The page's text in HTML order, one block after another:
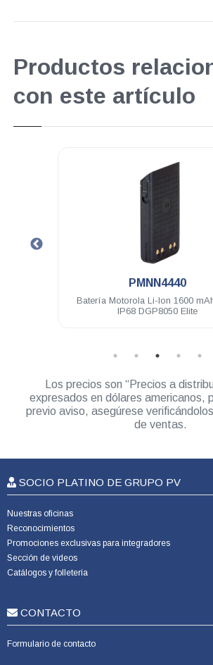
Productos
con este artículo
.
PMNN4440
Batería Motorola Li-Ion 1600
IP68 DGP8050 Elite
Los precios son “Precios a
expresados en dólares americanos,
previo aviso, asegúrese
de ventas.
SOCIO PLATINO DE GRUPO PV
Nuestras oficinas
Reconocimientos
Promociones exclusivas para integradores
Sección de videos
Catálogos y folletería
CONTACTO
Formulario de contacto